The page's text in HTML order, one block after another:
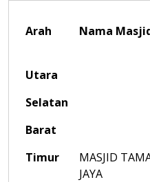
Arah Nama
Utara
Selatan
Barat
Timur
MASJID
JAYA